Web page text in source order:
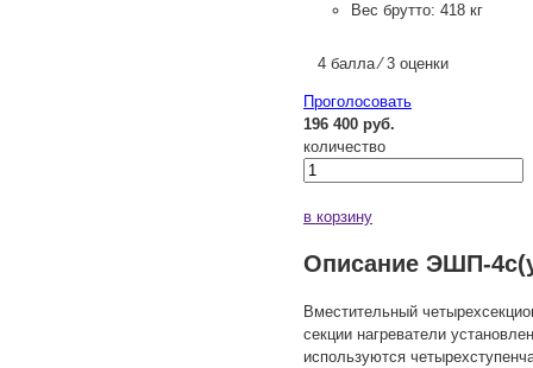
Вес брутто: 418 кг
4 балла ⁄ 3 оценки
Проголосовать
196 400 руб.
количество
в корзину
Описание ЭШП-
Вместительный
секции нагреватели
используются